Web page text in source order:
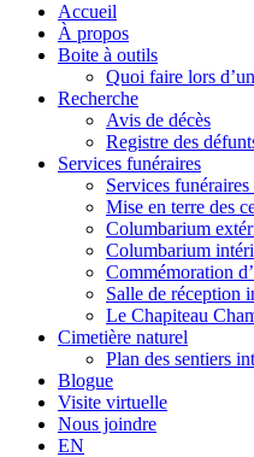
Accueil
À propos
Boite à outils
Quoi faire lors
Recherche
Avis de décès
Registre des
Services funéraires
Services
Mise en terre des
Columbarium
Columbarium
Commémoration
Salle de réception
Le Chapiteau
Cimetière naturel
Plan des sentiers
Blogue
Visite virtuelle
Nous joindre
EN